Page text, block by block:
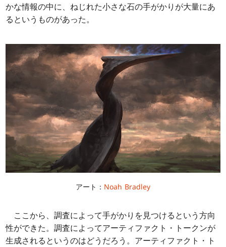
かな情報の中に、ねじれた小さな石の手がかりが大量にあ
るというものがあった。
アート： Noah Bradley
ここから、調査によって手がかりを見つけるという方向
性ができた。調査によってアーティファクト・トークンが
生成されるというのはどうだろう。アーティファクト・ト